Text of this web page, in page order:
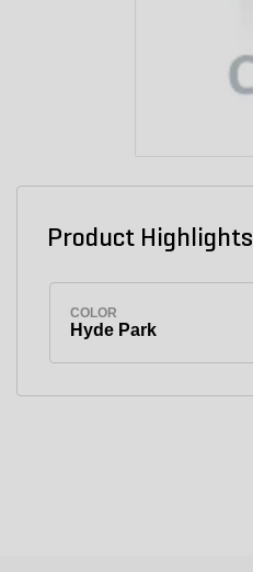
Product Highlights
COLOR
Hyde Park